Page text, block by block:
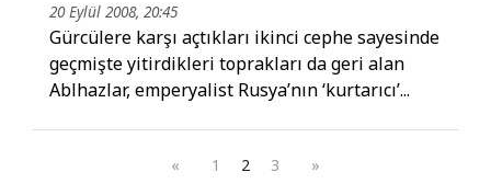
20 Eylül 2008, 20:45
Gürcülere karşı açtıkları ikinci cephe sayesinde
geçmişte yitirdikleri toprakları da geri alan
Ablhazlar, emperyalist Rusya’nın ‘kurtarıcı’...
« 1 2 3 »